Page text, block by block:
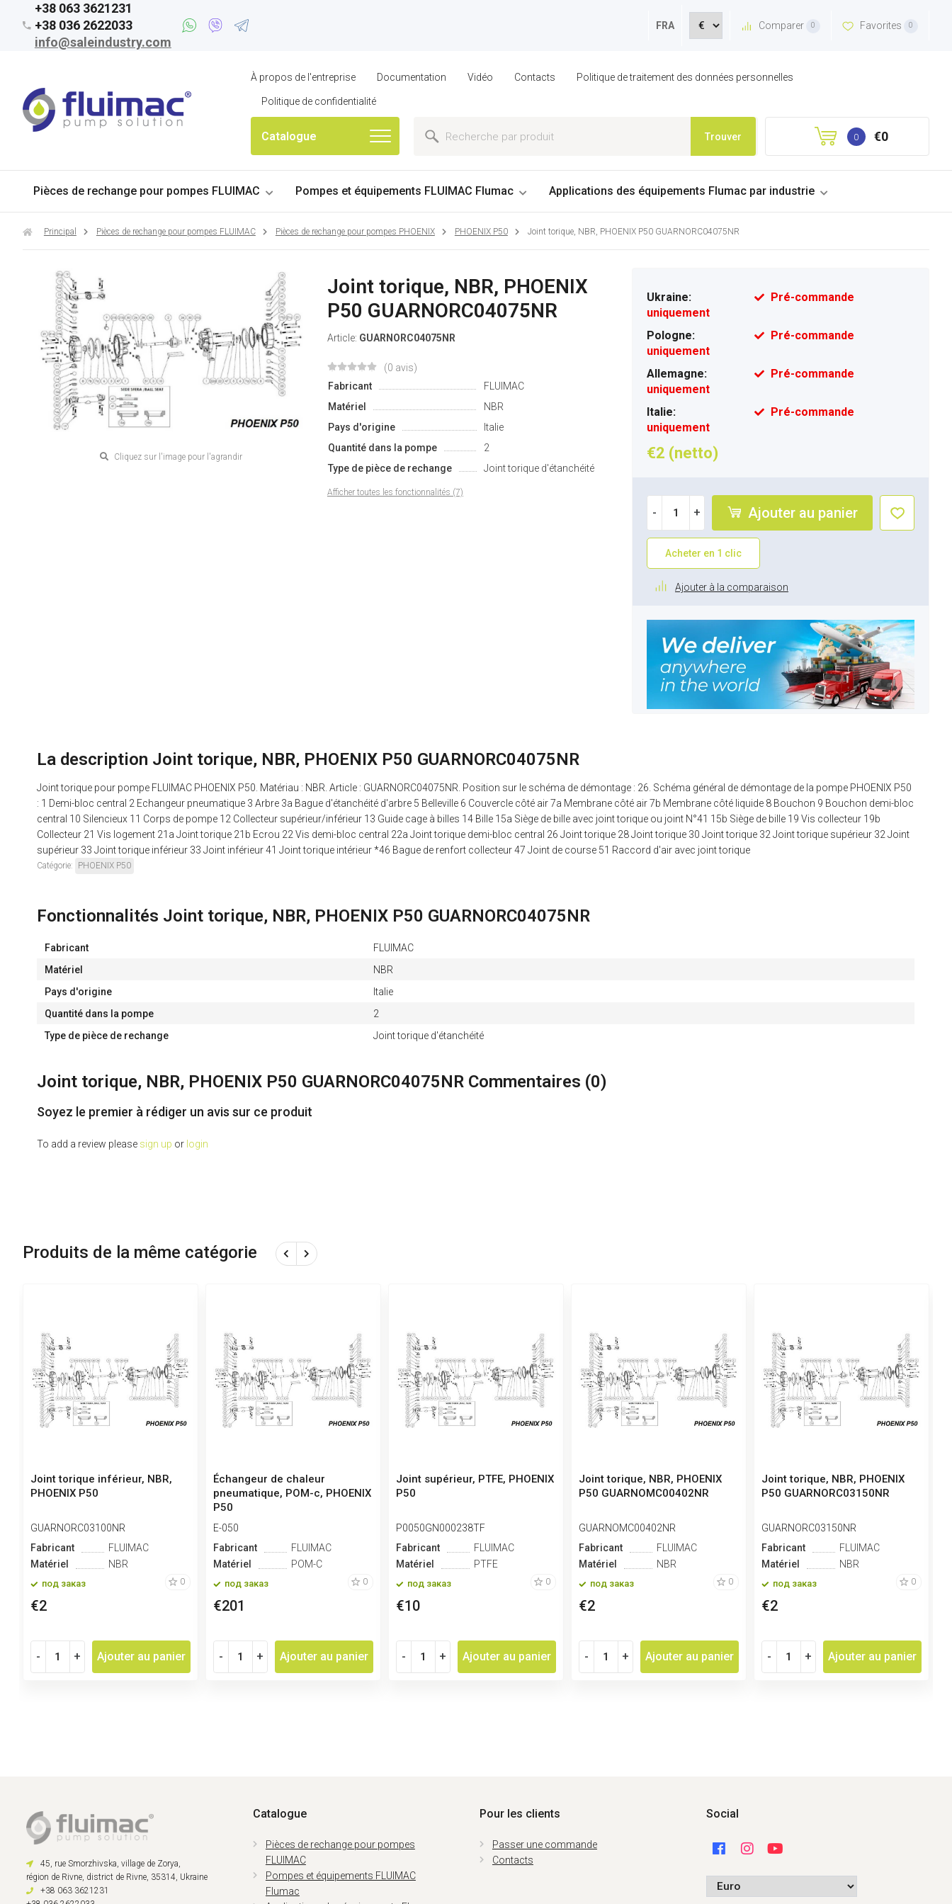
+38 063 3621231
+38 036 2622033
info@saleindustry.com
FRA Comparer 0 Favorites 0
À propos de l'entreprise Documentation Vidéo Contacts Politique de traitement des données personnelles
Politique de confidentialité
Catalogue Trouver 0 €0
Pièces de rechange pour pompes FLUIMAC Pompes et équipements FLUIMAC Flumac Applications des équipements Flumac par industrie
Principal Pièces de rechange pour pompes FLUIMAC Pièces de rechange pour pompes PHOENIX PHOENIX P50 Joint torique, NBR, PHOENIX P50 GUARNORC04075NR
Cliquez sur l'image pour l'agrandir
Joint torique, NBR, PHOENIX
P50 GUARNORC04075NR
Article: GUARNORC04075NR
(0 avis)
Fabricant
FLUIMAC
Matériel
NBR
Pays d'origine
Italie
Quantité dans la pompe
2
Type de pièce de rechange
Joint torique d'étanchéité
Afficher toutes les fonctionnalités (7)
Ukraine:
Pré-commande
uniquement
Pologne:
Pré-commande
uniquement
Allemagne:
Pré-commande
uniquement
Italie:
Pré-commande
uniquement
€2 (netto)
- + Ajouter au panier
Acheter en 1 clic
Ajouter à la comparaison
La description Joint torique, NBR, PHOENIX P50 GUARNORC04075NR
Joint torique pour pompe FLUIMAC PHOENIX P50. Matériau : NBR. Article : GUARNORC04075NR. Position sur le schéma de démontage : 26. Schéma général de démontage de la pompe PHOENIX P50
: 1 Demi-bloc central 2 Echangeur pneumatique 3 Arbre 3a Bague d'étanchéité d'arbre 5 Belleville 6 Couvercle côté air 7a Membrane côté air 7b Membrane côté liquide 8 Bouchon 9 Bouchon demi-bloc
central 10 Silencieux 11 Corps de pompe 12 Collecteur supérieur/inférieur 13 Guide cage à billes 14 Bille 15a Siège de bille avec joint torique ou joint N°41 15b Siège de bille 19 Vis collecteur 19b
Collecteur 21 Vis logement 21a Joint torique 21b Ecrou 22 Vis demi-bloc central 22a Joint torique demi-bloc central 26 Joint torique 28 Joint torique 30 Joint torique 32 Joint torique supérieur 32 Joint
supérieur 33 Joint torique inférieur 33 Joint inférieur 41 Joint torique intérieur *46 Bague de renfort collecteur 47 Joint de course 51 Raccord d'air avec joint torique
Catégorie: PHOENIX P50
Fonctionnalités Joint torique, NBR, PHOENIX P50 GUARNORC04075NR
Fabricant
FLUIMAC
Matériel
NBR
Pays d'origine
Italie
Quantité dans la pompe
2
Type de pièce de rechange
Joint torique d'étanchéité
Joint torique, NBR, PHOENIX P50 GUARNORC04075NR Commentaires (0)
Soyez le premier à rédiger un avis sur ce produit
To add a review please sign up or login
Produits de la même catégorie
Joint torique inférieur, NBR,
PHOENIX P50
GUARNORC03100NR
Fabricant
FLUIMAC
Matériel
NBR
под заказ 0
€2
- + Ajouter au panier
Échangeur de chaleur
pneumatique, POM-c, PHOENIX
P50
E-050
Fabricant
FLUIMAC
Matériel
POM-C
под заказ 0
€201
- + Ajouter au panier
Joint supérieur, PTFE, PHOENIX
P50
P0050GN000238TF
Fabricant
FLUIMAC
Matériel
PTFE
под заказ 0
€10
- + Ajouter au panier
Joint torique, NBR, PHOENIX
P50 GUARNOMC00402NR
GUARNOMC00402NR
Fabricant
FLUIMAC
Matériel
NBR
под заказ 0
€2
- + Ajouter au panier
Joint torique, NBR, PHOENIX
P50 GUARNORC03150NR
GUARNORC03150NR
Fabricant
FLUIMAC
Matériel
NBR
под заказ 0
€2
- + Ajouter au panier
45, rue Smorzhivska, village de Zorya,
région de Rivne, district de Rivne, 35314, Ukraine
+38 063 3621231
Catalogue
Pièces de rechange pour pompes
FLUIMAC
Pompes et équipements FLUIMAC
Flumac
Pour les clients
Passer une commande
Contacts
Social